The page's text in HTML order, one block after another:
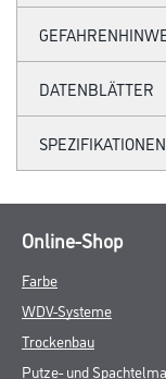
DATENBLÄTTER
SPEZIFIKATIONEN
Online-Shop
Farbe
WDV-Systeme
Trockenbau
Putze- und